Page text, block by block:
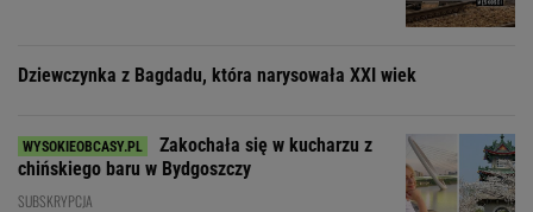
Dziewczynka z Bagdadu, która narysowała XXI wiek
Zakochała się w kucharzu z
chińskiego baru w Bydgoszczy
SUBSKRYPCJA